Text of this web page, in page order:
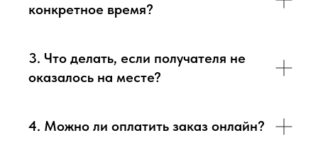
конкретное время?
3. Что делать, если получателя не
оказалось на месте?
4. Можно ли оплатить заказ онлайн?